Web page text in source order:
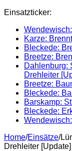
Einsatzticker:
Karze:
Bleckede:
Breetze:
Dahlenburg:
Drehleiter
Breetze:
Bleckede:
Barskamp:
Bleckede:
Home/Einsätze/
Drehleiter [Update]